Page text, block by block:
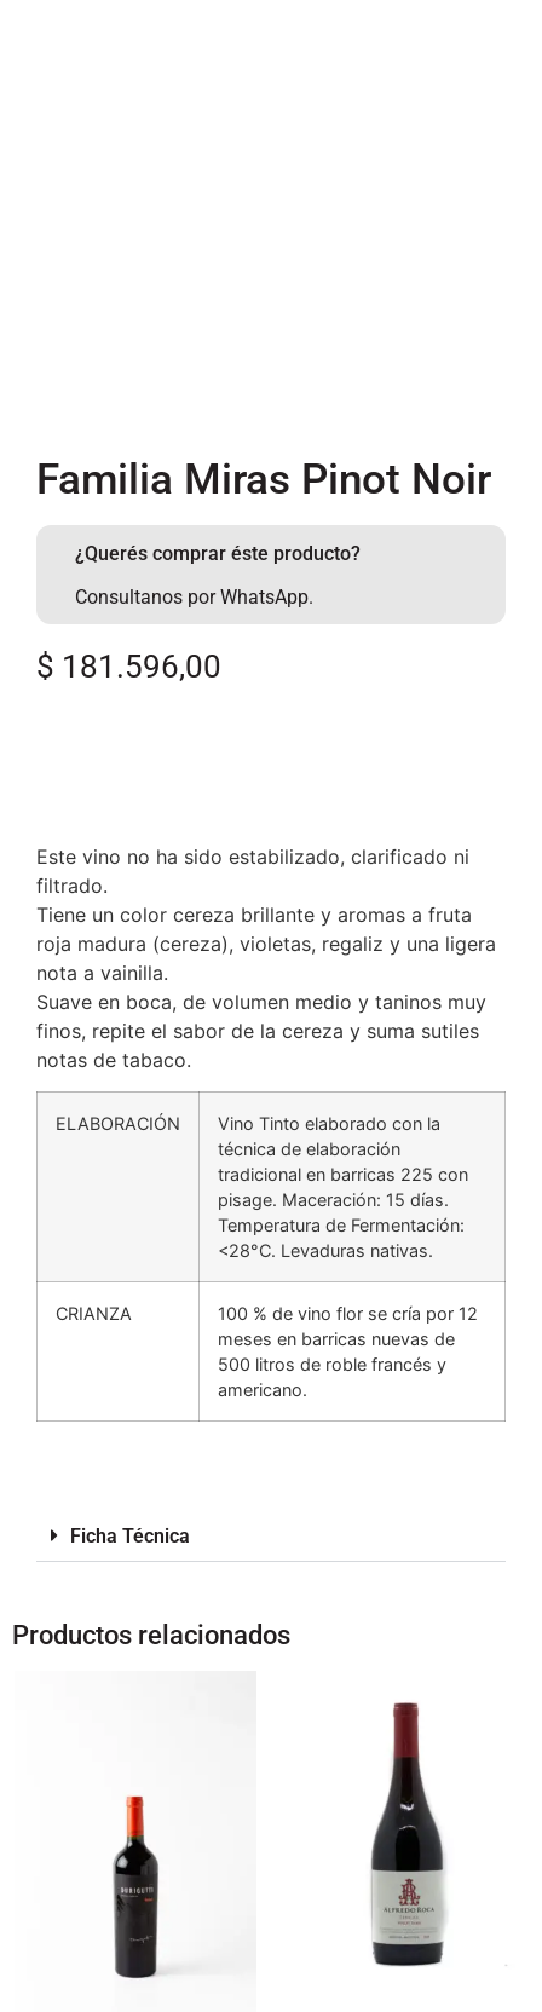
Familia Miras Pinot Noir
¿Querés comprar éste producto?
Consultanos por WhatsApp.
$ 181.596,00
Este vino no ha sido estabilizado, clarificado ni
filtrado.
Tiene un color cereza brillante y aromas a fruta
roja madura (cereza), violetas, regaliz y una ligera
nota a vainilla.
Suave en boca, de volumen medio y taninos muy
finos, repite el sabor de la cereza y suma sutiles
notas de tabaco.
ELABORACIÓN
Vino Tinto elaborado con la
técnica de elaboración
tradicional en barricas 225 con
pisage. Maceración: 15 días.
Temperatura de Fermentación:
<28°C. Levaduras nativas.
CRIANZA
100 % de vino flor se cría por 12
meses en barricas nuevas de
500 litros de roble francés y
americano.
Ficha Técnica
Productos relacionados